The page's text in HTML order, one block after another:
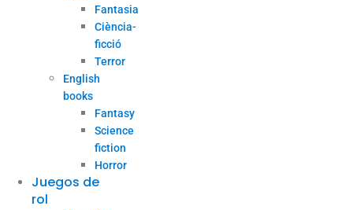
Fantasia
Ciència-
ficció
Terror
English
books
Fantasy
Science
fiction
Horror
Juegos de
rol